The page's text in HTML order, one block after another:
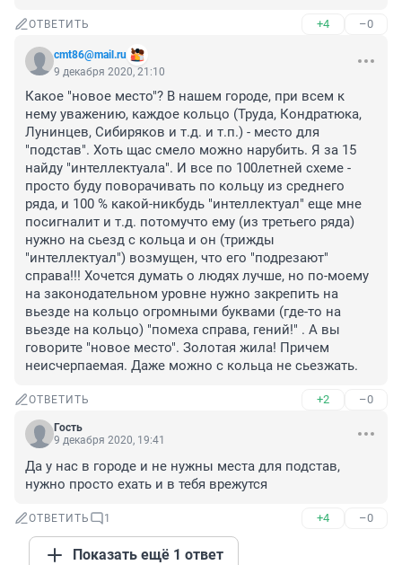
ОТВЕТИТЬ +4 –0
cmt86@mail.ru
9 декабря 2020, 21:10
Какое "новое место"? В нашем городе, при всем к
нему уважению, каждое кольцо (Труда, Кондратюка,
Лунинцев, Сибиряков и т.д. и т.п.) - место для
"подстав". Хоть щас смело можно нарубить. Я за 15
найду "интеллектуала". И все по 100летней схеме -
просто буду поворачивать по кольцу из среднего
ряда, и 100 % какой-никбудь "интеллектуал" еще мне
посигналит и т.д. потомучто ему (из третьего ряда)
нужно на сьезд с кольца и он (трижды
"интеллектуал") возмущен, что его "подрезают"
справа!!! Хочется думать о людях лучше, но по-моему
на законодательном уровне нужно закрепить на
вьезде на кольцо огромными буквами (где-то на
вьезде на кольцо) "помеха справа, гений!" . А вы
говорите "новое место". Золотая жила! Причем
неисчерпаемая. Даже можно с кольца не сьезжать.
ОТВЕТИТЬ +2 –0
Гость
9 декабря 2020, 19:41
Да у нас в городе и не нужны места для подстав,
нужно просто ехать и в тебя врежутся
ОТВЕТИТЬ 1 +4 –0
Показать ещё 1 ответ